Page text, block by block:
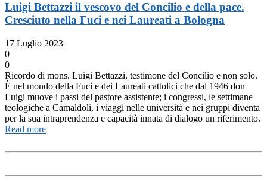
Luigi Bettazzi il vescovo del Concilio e della pace.
Cresciuto nella Fuci e nei Laureati a Bologna
17 Luglio 2023
0
0
Ricordo di mons. Luigi Bettazzi, testimone del Concilio e non solo.
È nel mondo della Fuci e dei Laureati cattolici che dal 1946 don
Luigi muove i passi del pastore assistente; i congressi, le settimane
teologiche a Camaldoli, i viaggi nelle università e nei gruppi diventa
per la sua intraprendenza e capacità innata di dialogo un riferimento.
Read more